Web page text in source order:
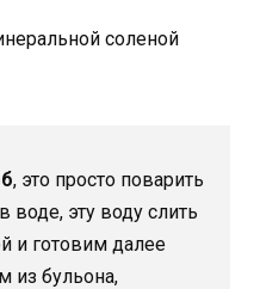
соленой
, это просто поварить
воде, эту воду слить
и готовим далее
из бульона,